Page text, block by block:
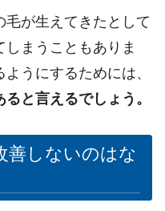
毛が生えてきたとして
まうこともありま
うにするためには、
と言えるでしょう。
善しないのはな